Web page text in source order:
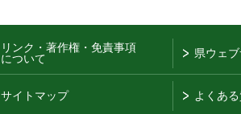
リンク・著作権・免責事項
について
県ウェ
サイトマップ よくあ